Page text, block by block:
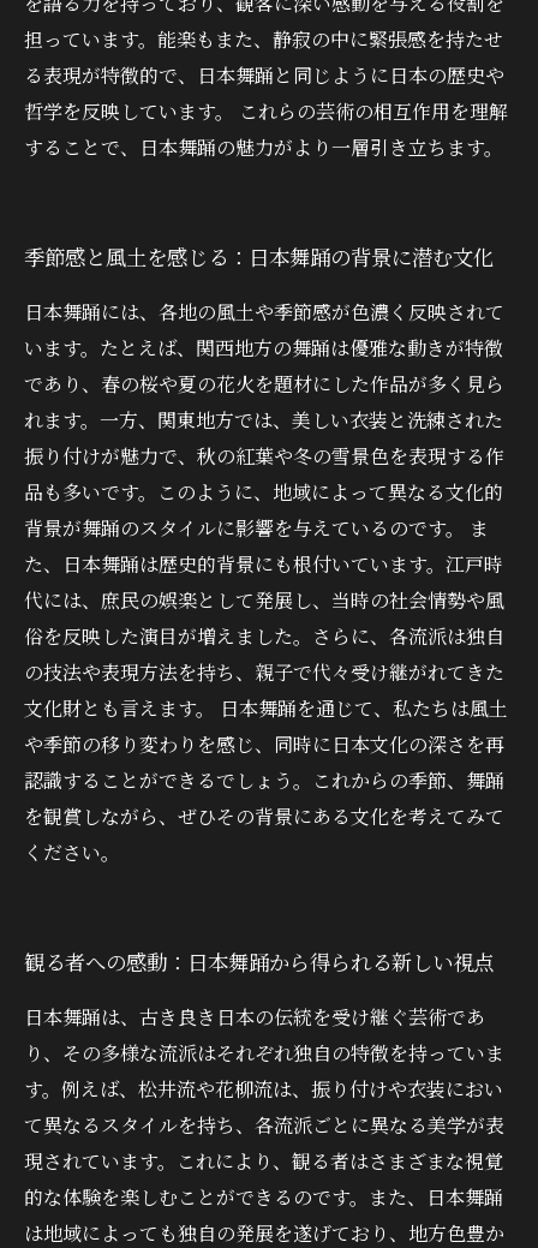
担っています。能楽もまた、静寂の中に緊張感を持たせ
る表現が特徴的で、日本舞踊と同じように日本の歴史や
哲学を反映しています。 これらの芸術の相互作用を理解
することで、日本舞踊の魅力がより一層引き立ちます。
季節感と風土を感じる：日本舞踊の背景に潜む文化
日本舞踊には、各地の風土や季節感が色濃く反映されて
います。たとえば、関西地方の舞踊は優雅な動きが特徴
であり、春の桜や夏の花火を題材にした作品が多く見ら
れます。一方、関東地方では、美しい衣装と洗練された
振り付けが魅力で、秋の紅葉や冬の雪景色を表現する作
品も多いです。このように、地域によって異なる文化的
背景が舞踊のスタイルに影響を与えているのです。 ま
た、日本舞踊は歴史的背景にも根付いています。江戸時
代には、庶民の娯楽として発展し、当時の社会情勢や風
俗を反映した演目が増えました。さらに、各流派は独自
の技法や表現方法を持ち、親子で代々受け継がれてきた
文化財とも言えます。 日本舞踊を通じて、私たちは風土
や季節の移り変わりを感じ、同時に日本文化の深さを再
認識することができるでしょう。これからの季節、舞踊
を観賞しながら、ぜひその背景にある文化を考えてみて
ください。
観る者への感動：日本舞踊から得られる新しい視点
日本舞踊は、古き良き日本の伝統を受け継ぐ芸術であ
り、その多様な流派はそれぞれ独自の特徴を持っていま
す。例えば、松井流や花柳流は、振り付けや衣装におい
て異なるスタイルを持ち、各流派ごとに異なる美学が表
現されています。これにより、観る者はさまざまな視覚
的な体験を楽しむことができるのです。また、日本舞踊
は地域によっても独自の発展を遂げており、地方色豊か